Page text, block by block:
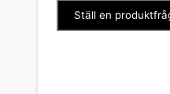
Ställ en